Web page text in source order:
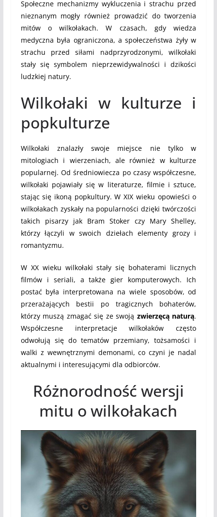
Społeczne mechanizmy wykluczenia i strachu przed
nieznanym mogły również prowadzić do tworzenia
mitów o wilkołakach. W czasach, gdy wiedza
medyczna była ograniczona, a społeczeństwa żyły w
strachu przed siłami nadprzyrodzonymi, wilkołaki
stały się symbolem nieprzewidywalności i dzikości
ludzkiej natury.
Wilkołaki w kulturze i
popkulturze
Wilkołaki znalazły swoje miejsce nie tylko w
mitologiach i wierzeniach, ale również w kulturze
popularnej. Od średniowiecza po czasy współczesne,
wilkołaki pojawiały się w literaturze, filmie i sztuce,
stając się ikoną popkultury. W XIX wieku opowieści o
wilkołakach zyskały na popularności dzięki twórczości
takich pisarzy jak Bram Stoker czy Mary Shelley,
którzy łączyli w swoich dziełach elementy grozy i
romantyzmu.
W XX wieku wilkołaki stały się bohaterami licznych
filmów i seriali, a także gier komputerowych. Ich
postać była interpretowana na wiele sposobów, od
przerażających bestii po tragicznych bohaterów,
którzy muszą zmagać się ze swoją zwierzęcą naturą.
Współczesne interpretacje wilkołaków często
odwołują się do tematów przemiany, tożsamości i
walki z wewnętrznymi demonami, co czyni je nadal
aktualnymi i interesującymi dla odbiorców.
Różnorodność wersji
mitu o wilkołakach